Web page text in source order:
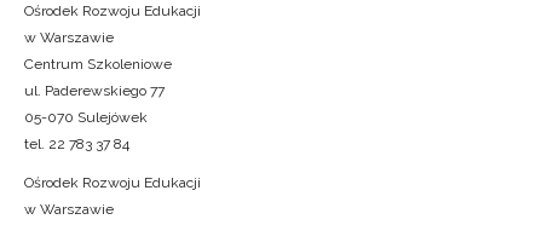
Ośrodek Rozwoju Edukacji
w Warszawie
Centrum Szkoleniowe
ul. Paderewskiego 77
05-070 Sulejówek
tel. 22 783 37 84
Ośrodek Rozwoju Edukacji
w Warszawie